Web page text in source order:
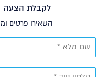
לקבלת הצעה
השאירו פרטים